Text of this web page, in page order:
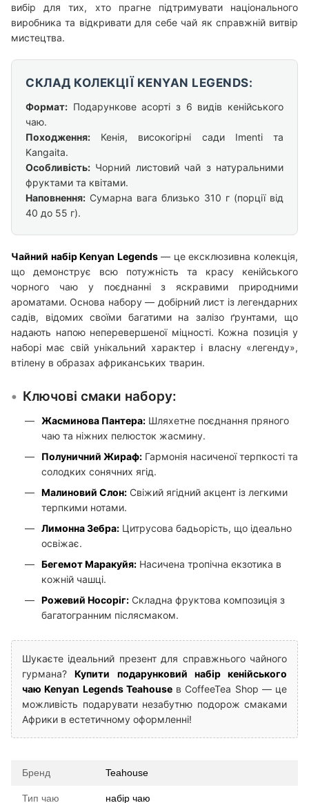
вибір для тих, хто прагне підтримувати національного
виробника та відкривати для себе чай як справжній витвір
мистецтва.
СКЛАД КОЛЕКЦІЇ KENYAN LEGENDS:
Формат: Подарункове асорті з 6 видів кенійського
чаю.
Походження: Кенія, високогірні сади Imenti та
Kangaita.
Особливість: Чорний листовий чай з натуральними
фруктами та квітами.
Наповнення: Сумарна вага близько 310 г (порції від
40 до 55 г).
Чайний набір Kenyan Legends— це ексклюзивна колекція,
що демонструє всю потужність та красу кенійського
чорного чаю у поєднанні з яскравими природними
ароматами. Основа набору — добірний лист із легендарних
садів, відомих своїми багатими на залізо ґрунтами, що
надають напою неперевершеної міцності. Кожна позиція у
наборі має свій унікальний характер і власну «легенду»,
втілену в образах африканських тварин.
Ключові смаки набору:
Жасминова Пантера: Шляхетне поєднання пряного
чаю та ніжних пелюсток жасмину.
Полуничний Жираф: Гармонія насиченої терпкості та
солодких сонячних ягід.
Малиновий Слон: Свіжий ягідний акцент із легкими
терпкими нотами.
Лимонна Зебра: Цитрусова бадьорість, що ідеально
освіжає.
Бегемот Маракуйя: Насичена тропічна екзотика в
кожній чашці.
Рожевий Носоріг: Складна фруктова композиція з
багатогранним післясмаком.
Шукаєте ідеальний презент для справжнього чайного
гурмана?Купити подарунковий набір кенійського
чаю Kenyan Legends Teahouseв CoffeeTea Shop — це
можливість подарувати незабутню подорож смаками
Африки в естетичному оформленні!
Бренд Teahouse
Тип чаю набір чаю